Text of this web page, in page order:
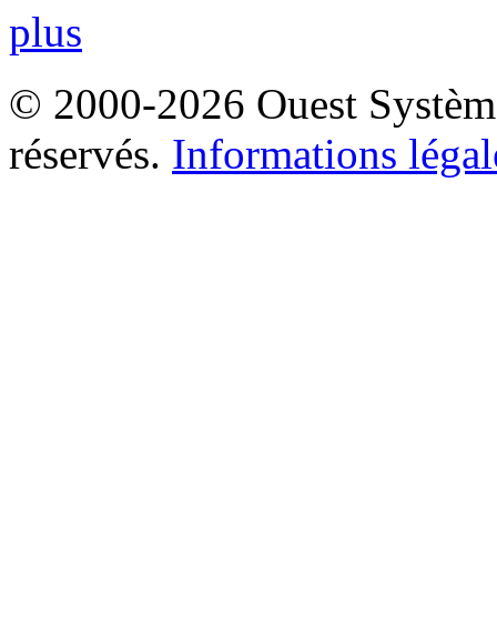
plus
© 2000-2026 Ouest
réservés. Informations